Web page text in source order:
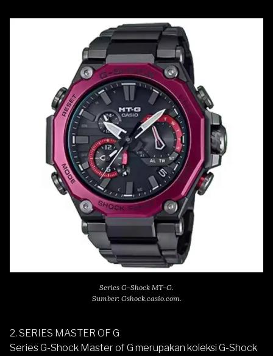
Series G-Shock MT-G.
Sumber: Gshock.casio.com.
2. SERIES MASTER OF G
Series G-Shock Master of G merupakan koleksi G-Shock